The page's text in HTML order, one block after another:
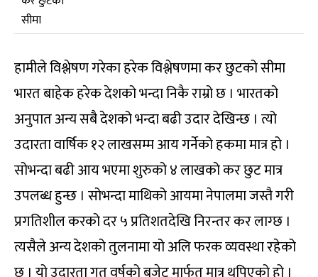
सीमा
हामीले विश्लेषण गरेका हरेक विश्लेषणमा कर छुटको सीमा
भारत बाहेक हरेक देशको भन्दा निकै राम्रो छ । भारतको
अनुपात अन्य सबै देशको भन्दा बढी उदार देखिन्छ । त्यो
उदारता वार्षिक १२ लाखसम्म आय गर्नेको हकमा मात्र हो ।
सोभन्दा बढी आय भएमा शुरुको ४ लाखको कर छुट मात्र
उपलब्ध हुन्छ । सोभन्दा माथिको आयमा नेपालमा जस्तै गरी
प्रगतिशील करको दर ५ प्रतिशतदेखि निरन्तर कर लाग्छ ।
त्यसैले अन्य देशको तुलनामा यो अलि फरक व्यवस्था रहेको